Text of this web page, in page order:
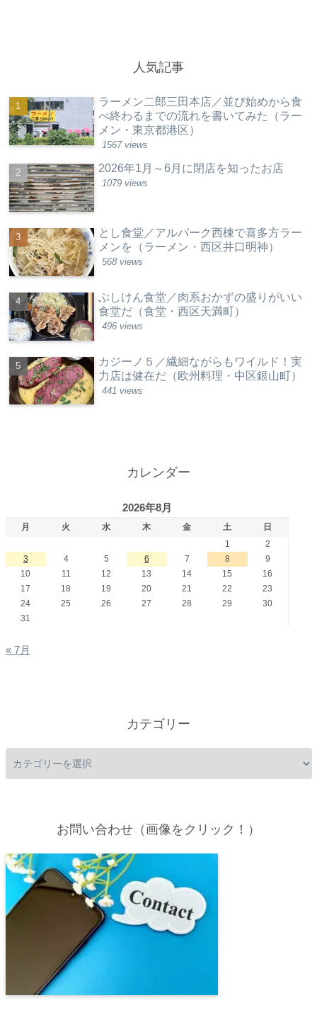
人気記事
ラーメン二郎三田本店／並び始めから食
べ終わるまでの流れを書いてみた（ラー
メン・東京都港区）
1567 views
2026年1月～6月に閉店を知ったお店
1079 views
とし食堂／アルパーク西棟で喜多方ラー
メンを（ラーメン・西区井口明神）
568 views
ぶしけん食堂／肉系おかずの盛りがいい
食堂だ（食堂・西区天満町）
496 views
カジーノ５／繊細ながらもワイルド！実
力店は健在だ（欧州料理・中区銀山町）
441 views
カレンダー
2026年8月
月 火 水 木 金 土
日
1
2
3
4 5 6 7 8
9
10
11 12 13 14 15
16
17
18 19 20 21 22
23
24
25 26 27 28 29
30
31
« 7月
カテゴリー
お問い合わせ（画像をクリック！）